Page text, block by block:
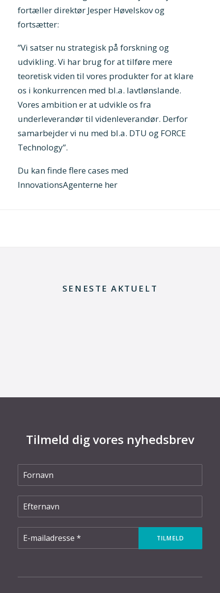
fortæller direktør Jesper Høvelskov og
fortsætter:
”Vi satser nu strategisk på forskning og
udvikling. Vi har brug for at tilføre mere
teoretisk viden til vores produkter for at klare
os i konkurrencen med bl.a. lavtlønslande.
Vores ambition er at udvikle os fra
underleverandør til videnleverandør. Derfor
samarbejder vi nu med bl.a. DTU og FORCE
Technology”.
Du kan finde flere cases med
InnovationsAgenterne her
SENESTE AKTUELT
Tilmeld dig vores nyhedsbrev